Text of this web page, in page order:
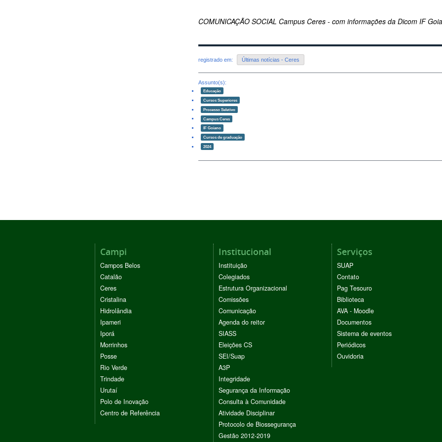
COMUNICAÇÃO SOCIAL Campus Ceres - com informações da Dicom IF
registrado em: Últimas notícias - Ceres
Assunto(s):
Educação
Cursos Superiores
Processo Seletivo
Campus Ceres
IF Goiano
Cursos de graduação
2024
Campi
Campos Belos
Catalão
Ceres
Cristalina
Hidrolândia
Ipameri
Iporá
Morrinhos
Posse
Rio Verde
Trindade
Urutaí
Polo de Inovação
Centro de Referência
Institucional
Instituição
Colegiados
Estrutura Organizacional
Comissões
Comunicação
Agenda do reitor
SIASS
Eleições CS
SEI/Suap
A3P
Integridade
Segurança da Informação
Consulta à Comunidade
Atividade Disciplinar
Protocolo de Biossegurança
Gestão 2012-2019
Serviços
SUAP
Contato
Pag Tesouro
Biblioteca
AVA - Moodle
Documentos
Sistema de eventos
Periódicos
Ouvidoria